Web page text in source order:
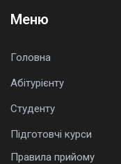
Меню
Головна
Абітурієнту
Студенту
Підготовчі курси
Правила прийому